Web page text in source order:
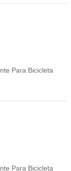
Para Bicicleta
Para Bicicleta